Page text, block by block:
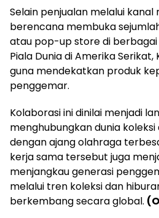
Selain penjualan melalui kanal
berencana membuka
atau pop-up store di
Piala Dunia di Amerika Serikat,
guna mendekatkan produk
penggemar.
Kolaborasi ini dinilai menjadi
menghubungkan dunia
dengan ajang olahraga
kerja sama tersebut juga
menjangkau generasi
melalui tren koleksi dan
berkembang secara global.